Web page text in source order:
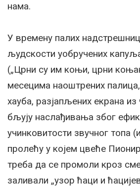
нама.
У времену палих
људскости уобручених
(„Црни су им коњи, црни
месецима наоштрених
хауба, разјапљених екрана из
бљују наслађивања због
учинковитости звучног топа
пролећу у којем цвеће
треба да се промоли кроз
заливали „узор ћаци и